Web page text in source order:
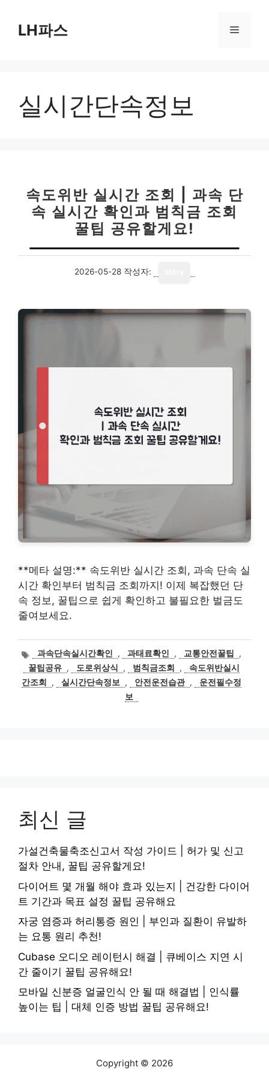
LH파스 메
실시간단속정보
속도위반 실시간 조회 | 과속 단
속 실시간 확인과 범칙금 조회
꿀팁 공유할게요!
2026-05-28 작성자:
**메타 설명:** 속도위반 실시간 조회, 과속 단속 실
시간 확인부터 범칙금 조회까지! 이제 복잡했던 단
속 정보, 꿀팁으로 쉽게 확인하고 불필요한 벌금도
줄여보세요.
태
그
과속단속실시간확인 , 과태료확인 , 교통안전꿀팁
,
꿀팁공유 , 도로위상식 , 범칙금조회 ,
속도위반실시
간조회
, 실시간단속정보 , 안전운전습관 ,
운전필수정
보
최신 글
가설건축물축조신고서 작성 가이드 | 허가 및 신고
절차 안내, 꿀팁 공유할게요!
다이어트 몇 개월 해야 효과 있는지 | 건강한 다이어
트 기간과 목표 설정 꿀팁 공유해요
자궁 염증과 허리통증 원인 | 부인과 질환이 유발하
는 요통 원리 추천!
Cubase 오디오 레이턴시 해결 | 큐베이스 지연 시
간 줄이기 꿀팁 공유해요!
모바일 신분증 얼굴인식 안 될 때 해결법 | 인식률
높이는 팁 | 대체 인증 방법 꿀팁 공유해요!
Copyright © 2026